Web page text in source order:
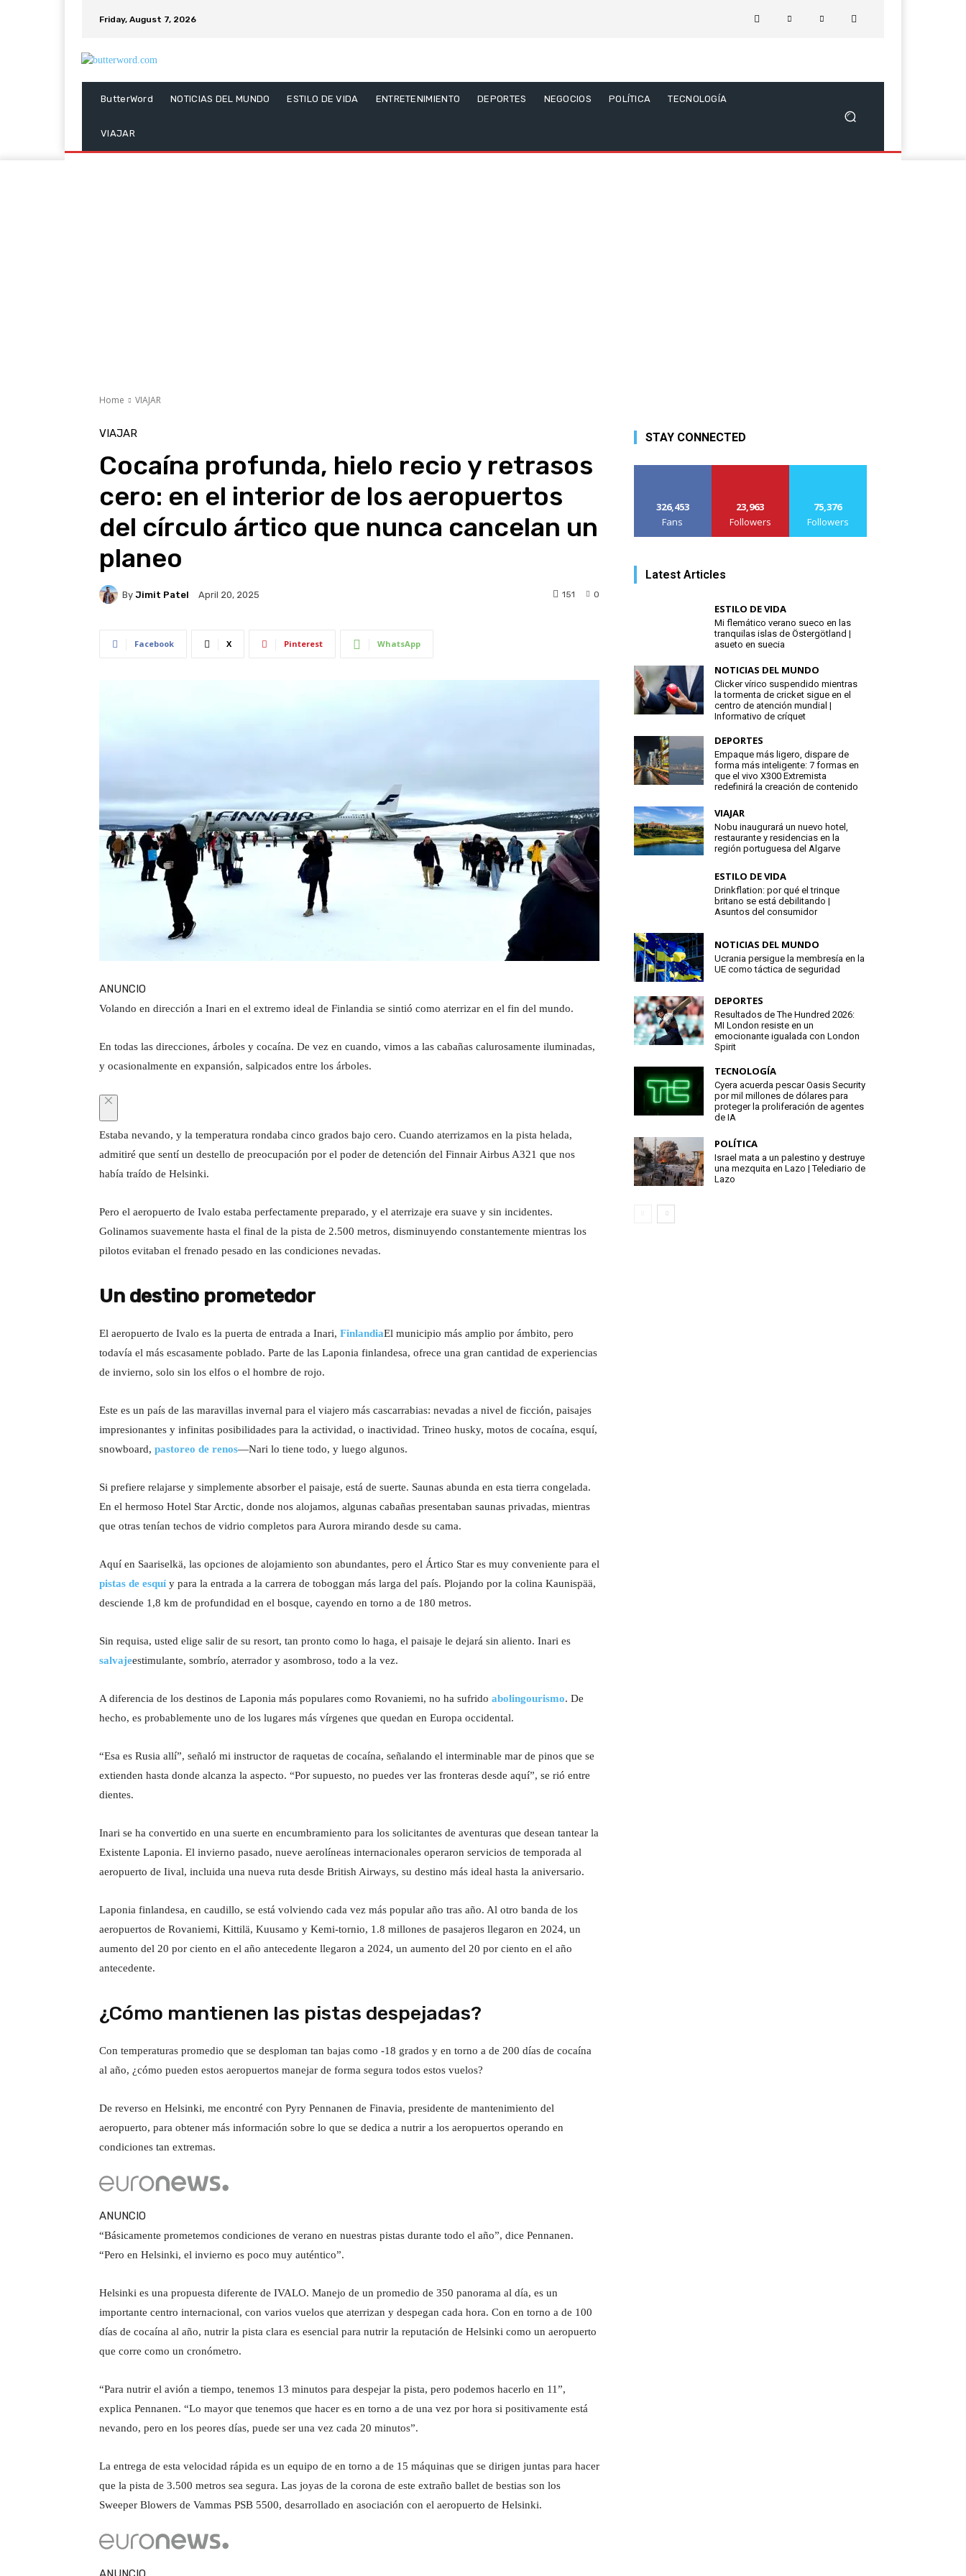
Friday, August 7, 2026
ButterWord NOTICIAS DEL MUNDO ESTILO DE VIDA ENTRETENIMIENTO DEPORTES NEGOCIOS POLÍTICA TECNOLOGÍA
VIAJAR
Home VIAJAR
VIAJAR
Cocaína profunda, hielo recio y retrasos
cero: en el interior de los aeropuertos
del círculo ártico que nunca cancelan un
planeo
By Jimit Patel April 20, 2025 0
151
Facebook X Pinterest WhatsApp
ANUNCIO
Volando en dirección a Inari en el extremo ideal de Finlandia se sintió como aterrizar en el fin del mundo.
En todas las direcciones, árboles y cocaína. De vez en cuando, vimos a las cabañas calurosamente iluminadas,
y ocasionalmente en expansión, salpicados entre los árboles.
Estaba nevando, y la temperatura rondaba cinco grados bajo cero. Cuando aterrizamos en la pista helada,
admitiré que sentí un destello de preocupación por el poder de detención del Finnair Airbus A321 que nos
había traído de Helsinki.
Pero el aeropuerto de Ivalo estaba perfectamente preparado, y el aterrizaje era suave y sin incidentes.
Golinamos suavemente hasta el final de la pista de 2.500 metros, disminuyendo constantemente mientras los
pilotos evitaban el frenado pesado en las condiciones nevadas.
Un destino prometedor
El aeropuerto de Ivalo es la puerta de entrada a Inari, FinlandiaEl municipio más amplio por ámbito, pero
todavía el más escasamente poblado. Parte de las Laponia finlandesa, ofrece una gran cantidad de experiencias
de invierno, solo sin los elfos o el hombre de rojo.
Este es un país de las maravillas invernal para el viajero más cascarrabias: nevadas a nivel de ficción, paisajes
impresionantes y infinitas posibilidades para la actividad, o inactividad. Trineo husky, motos de cocaína, esquí,
snowboard, pastoreo de renos—Nari lo tiene todo, y luego algunos.
Si prefiere relajarse y simplemente absorber el paisaje, está de suerte. Saunas abunda en esta tierra congelada.
En el hermoso Hotel Star Arctic, donde nos alojamos, algunas cabañas presentaban saunas privadas, mientras
que otras tenían techos de vidrio completos para Aurora mirando desde su cama.
Aquí en Saariselkä, las opciones de alojamiento son abundantes, pero el Ártico Star es muy conveniente para el
pistas de esquí y para la entrada a la carrera de toboggan más larga del país. Plojando por la colina Kaunispää,
desciende 1,8 km de profundidad en el bosque, cayendo en torno a de 180 metros.
Sin requisa, usted elige salir de su resort, tan pronto como lo haga, el paisaje le dejará sin aliento. Inari es
salvajeestimulante, sombrío, aterrador y asombroso, todo a la vez.
A diferencia de los destinos de Laponia más populares como Rovaniemi, no ha sufrido abolingourismo. De
hecho, es probablemente uno de los lugares más vírgenes que quedan en Europa occidental.
“Esa es Rusia allí”, señaló mi instructor de raquetas de cocaína, señalando el interminable mar de pinos que se
extienden hasta donde alcanza la aspecto. “Por supuesto, no puedes ver las fronteras desde aquí”, se rió entre
dientes.
Inari se ha convertido en una suerte en encumbramiento para los solicitantes de aventuras que desean tantear la
Existente Laponia. El invierno pasado, nueve aerolíneas internacionales operaron servicios de temporada al
aeropuerto de Iival, incluida una nueva ruta desde British Airways, su destino más ideal hasta la aniversario.
Laponia finlandesa, en caudillo, se está volviendo cada vez más popular año tras año. Al otro banda de los
aeropuertos de Rovaniemi, Kittilä, Kuusamo y Kemi-tornio, 1.8 millones de pasajeros llegaron en 2024, un
aumento del 20 por ciento en el año antecedente llegaron a 2024, un aumento del 20 por ciento en el año
antecedente.
¿Cómo mantienen las pistas despejadas?
Con temperaturas promedio que se desploman tan bajas como -18 grados y en torno a de 200 días de cocaína
al año, ¿cómo pueden estos aeropuertos manejar de forma segura todos estos vuelos?
De reverso en Helsinki, me encontré con Pyry Pennanen de Finavia, presidente de mantenimiento del
aeropuerto, para obtener más información sobre lo que se dedica a nutrir a los aeropuertos operando en
condiciones tan extremas.
ANUNCIO
“Básicamente prometemos condiciones de verano en nuestras pistas durante todo el año”, dice Pennanen.
“Pero en Helsinki, el invierno es poco muy auténtico”.
Helsinki es una propuesta diferente de IVALO. Manejo de un promedio de 350 panorama al día, es un
importante centro internacional, con varios vuelos que aterrizan y despegan cada hora. Con en torno a de 100
días de cocaína al año, nutrir la pista clara es esencial para nutrir la reputación de Helsinki como un aeropuerto
que corre como un cronómetro.
“Para nutrir el avión a tiempo, tenemos 13 minutos para despejar la pista, pero podemos hacerlo en 11”,
explica Pennanen. “Lo mayor que tenemos que hacer es en torno a de una vez por hora si positivamente está
nevando, pero en los peores días, puede ser una vez cada 20 minutos”.
La entrega de esta velocidad rápida es un equipo de en torno a de 15 máquinas que se dirigen juntas para hacer
que la pista de 3.500 metros sea segura. Las joyas de la corona de este extraño ballet de bestias son los
Sweeper Blowers de Vammas PSB 5500, desarrollado en asociación con el aeropuerto de Helsinki.
STAY CONNECTED
326,453
Fans
23,963
Followers
75,376
Followers
Latest Articles
ESTILO DE VIDA
Mi flemático verano sueco en las
tranquilas islas de Östergötland |
asueto en suecia
NOTICIAS DEL MUNDO
Clicker vírico suspendido mientras
la tormenta de cricket sigue en el
centro de atención mundial |
Informativo de críquet
DEPORTES
Empaque más ligero, dispare de
forma más inteligente: 7 formas en
que el vivo X300 Extremista
redefinirá la creación de contenido
VIAJAR
Nobu inaugurará un nuevo hotel,
restaurante y residencias en la
región portuguesa del Algarve
ESTILO DE VIDA
Drinkflation: por qué el trinque
britano se está debilitando |
Asuntos del consumidor
NOTICIAS DEL MUNDO
Ucrania persigue la membresía en la
UE como táctica de seguridad
DEPORTES
Resultados de The Hundred 2026:
MI London resiste en un
emocionante igualada con London
Spirit
TECNOLOGÍA
Cyera acuerda pescar Oasis Security
por mil millones de dólares para
proteger la proliferación de agentes
de IA
POLÍTICA
Israel mata a un palestino y destruye
una mezquita en Lazo | Telediario de
Lazo